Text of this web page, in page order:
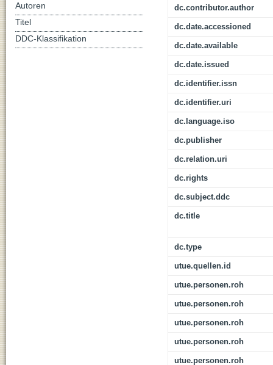
dc.contributor.author
dc.date.accessioned
dc.date.available
dc.date.issued
dc.identifier.issn
dc.identifier.uri
dc.language.iso
dc.publisher
dc.relation.uri
dc.rights
dc.subject.ddc
dc.title
dc.type
utue.quellen.id
utue.personen.roh
utue.personen.roh
utue.personen.roh
utue.personen.roh
utue.personen.roh
Autoren
Titel
DDC-Klassifikation